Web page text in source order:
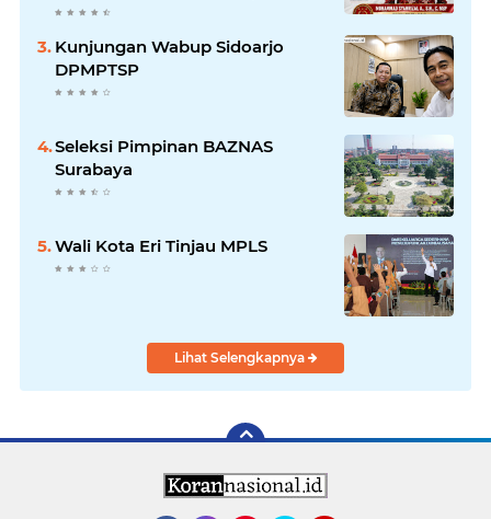
Persatuan dan Keadilan bagi
Seluruh Rakyat Indonesia.
Kunjungan Wabup Sidoarjo
DPMPTSP
Seleksi Pimpinan BAZNAS
Surabaya
Wali Kota Eri Tinjau MPLS
Lihat Selengkapnya